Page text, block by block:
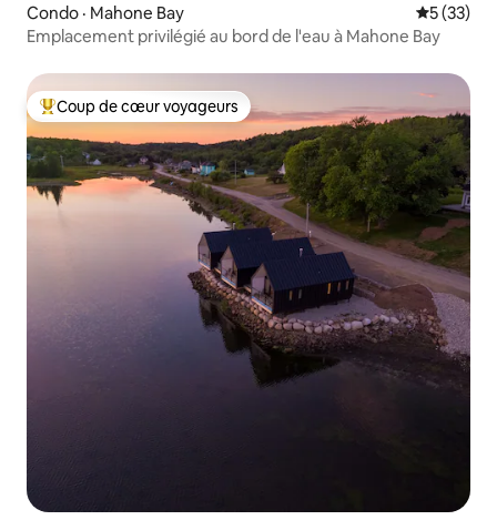
Condo · Mahone Bay Note
5 (33)
Emplacement privilégié au bord de l'eau à Mahone Bay
Coup de cœur voyageurs parmi les plus aimés
Coup de cœur voyageurs